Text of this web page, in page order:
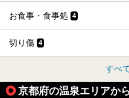
お食事・食事処 4
切り傷 4
すべ
京都府の温泉エリアか